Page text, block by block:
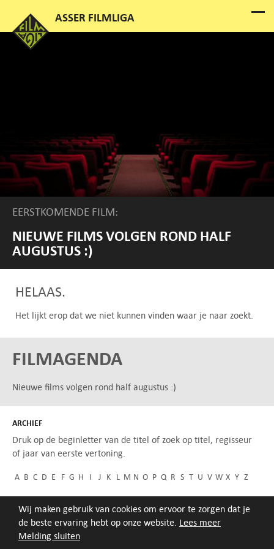
Melding sluiten
Wij maken gebruik van cookies om ervoor te zorgen dat je
de beste ervaring hebt op onze website. Lees meer
EERSTKOMENDE FILM:
NIEUWE FILMS VOLGEN ROND HALF
AUGUSTUS :)
HELAAS.
Het lijkt erop dat we niet kunnen vinden waar je naar zoekt.
FILMAGENDA
Nieuwe films volgen rond half augustus :)
ARCHIEF
Druk op de beginletter van de titel of zoek op titel, regisseur
of jaar van eerste vertoning.
A B C D E F G H I J K L M N O P Q R S T U V W X Y Z